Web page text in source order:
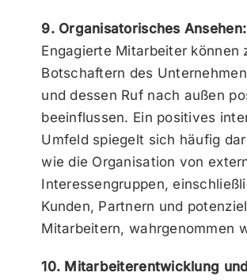
9. Organisatorisches Ansehen:
Engagierte Mitarbeiter können
Botschaftern des
und dessen Ruf nach außen
beeinflussen. Ein positives
Umfeld spiegelt sich häufig
wie die Organisation von
Interessengruppen,
Kunden, Partnern und
Mitarbeitern, wahrgenommen
10. Mitarbeiterentwicklung